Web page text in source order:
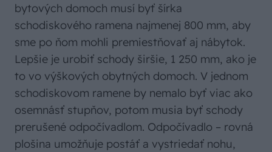
bytových domoch musí byť šírka
schodiskového ramena najmenej 800 mm, aby
sme po ňom mohli premiestňovať aj nábytok.
Lepšie je urobiť schody širšie, 1 250 mm, ako je
to vo výškových obytných domoch. V jednom
schodiskovom ramene by nemalo byť viac ako
osemnásť stupňov, potom musia byť schody
prerušené odpočívadlom. Odpočívadlo – rovná
plošina umožňuje postáť a vystriedať nohu,